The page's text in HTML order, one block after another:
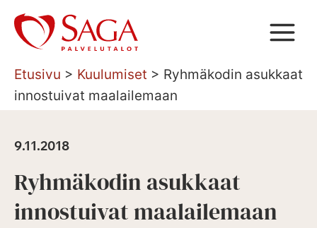
Siirry
sisältöön
Etusivu > Kuulumiset > Ryhmäkodin asukkaat
innostuivat maalailemaan
9.11.2018
Ryhmäkodin asukkaat
innostuivat maalailemaan